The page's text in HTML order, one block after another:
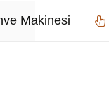
Makinesi